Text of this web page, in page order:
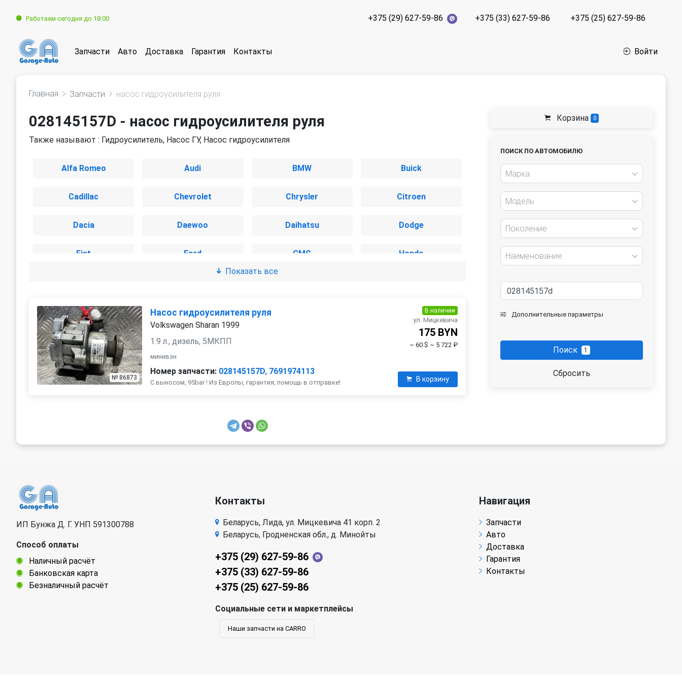
Работаем сегодня до 18:00 +375 (29) 627-59-86 +375 (33) 627-59-86 +375 (25) 627-59-86
Запчасти Авто Доставка Гарантия Контакты Войти
Главная Запчасти насос гидроусилителя руля
028145157D - насос гидроусилителя руля
Также называют : Гидроусилитель, Насос ГУ, Насос гидроусилителя
Alfa Romeo Audi BMW Buick
Cadillac Chevrolet Chrysler Citroen
Dacia Daewoo Daihatsu Dodge
Fiat Ford GMC Honda
Kia Lada Land Rover
LDV Lexus Mercedes-Benz
Mini Mitsubishi Nissan
Показать все
№ 86873
Насос гидроусилителя руля
Volkswagen Sharan 1999
1.9 л., дизель, 5МКПП
минивэн
Номер запчасти: 028145157D, 7691974113
С выносом, 95bar ! Из Европы, гарантия, помощь в отправке!
В наличии
ул. Мицкевича
175 BYN
~ 60 $ ~ 5 722 ₽
В корзину
Корзина 0
ПОИСК ПО АВТОМОБИЛЮ
Марка
Модель
Поколение
Наименование
Дополнительные параметры
Поиск 1
Сбросить
ИП Бунжа Д. Г. УНП 591300788
Способ оплаты
Наличный расчёт
Банковская карта
Безналичный расчёт
Контакты
Беларусь, Лида, ул. Мицкевича 41 корп. 2
Беларусь, Гродненская обл., д. Минойты
+375 (29) 627-59-86
+375 (33) 627-59-86
+375 (25) 627-59-86
Социальные сети и маркетплейсы
Наши запчасти на CARRO
Навигация
Запчасти
Авто
Доставка
Гарантия
Контакты